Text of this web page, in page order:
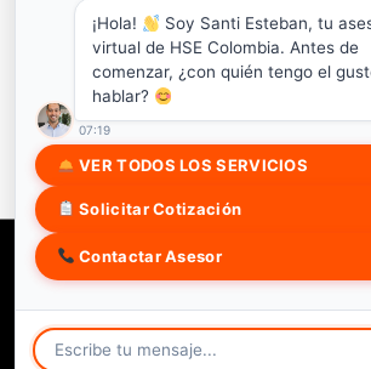
¿No tienes una cuenta?
Copyright © 2026 HSE
Trabaja con nosotros
¡Hola!
Soy Santi Esteban, tu
virtual de HSE Colombia. Antes de
comenzar, ¿con quién tengo el
hablar?
07:19
VER TODOS LOS SERVICIOS
Solicitar Cotización
Contactar Asesor